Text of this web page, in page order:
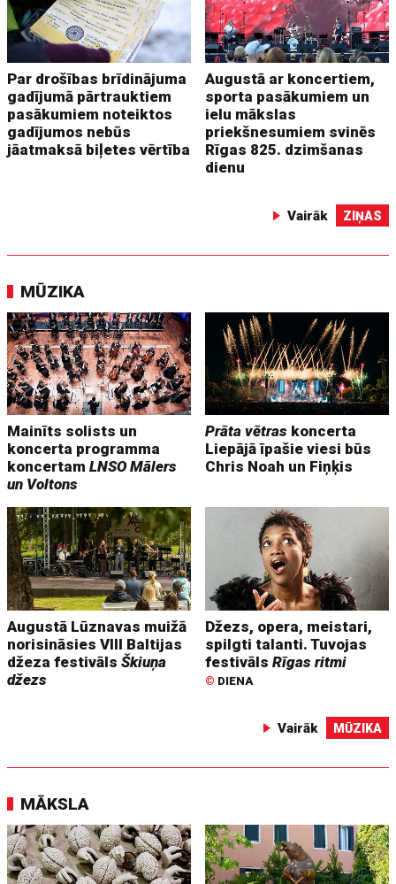
Par drošības brīdinājuma
gadījumā pārtrauktiem
pasākumiem noteiktos
gadījumos nebūs
jāatmaksā biļetes vērtība
Augustā ar koncertiem,
sporta pasākumiem un
ielu mākslas
priekšnesumiem svinēs
Rīgas 825. dzimšanas
dienu
Vairāk ZIŅAS
MŪZIKA
Mainīts solists un
koncerta programma
koncertamLNSO Mālers
un Voltons
Prāta vētras koncerta
Liepājā īpašie viesi būs
Chris Noah un Fiņķis
Augustā Lūznavas muižā
norisināsies VIII Baltijas
džeza festivālsŠkiuņa
džezs
Džezs, opera, meistari,
spilgti talanti. Tuvojas
festivālsRīgas ritmi
© DIENA
Vairāk MŪZIKA
MĀKSLA